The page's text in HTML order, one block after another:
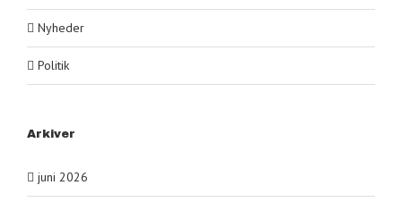
Nyheder
Politik
Arkiver
juni 2026